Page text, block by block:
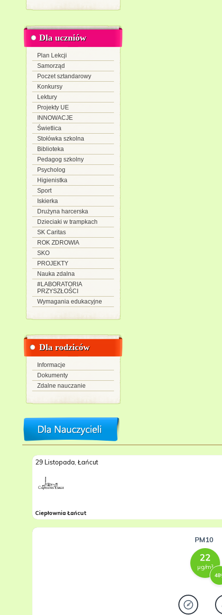
Dla uczniów
Plan Lekcji
Samorząd
Poczet sztandarowy
Konkursy
Lektury
Projekty UE
INNOWACJE
Świetlica
Stołówka szkolna
Biblioteka
Pedagog szkolny
Psycholog
Higienistka
Sport
Iskierka
Drużyna harcerska
Dzieciaki w trampkach
SK Caritas
ROK ZDROWIA
SKO
PROJEKTY
Nauka zdalna
#LABORATORIA
PRZYSZŁOŚCI
Wymagania edukacyjne
Dla rodziców
Informacje
Dokumenty
Zdalne nauczanie